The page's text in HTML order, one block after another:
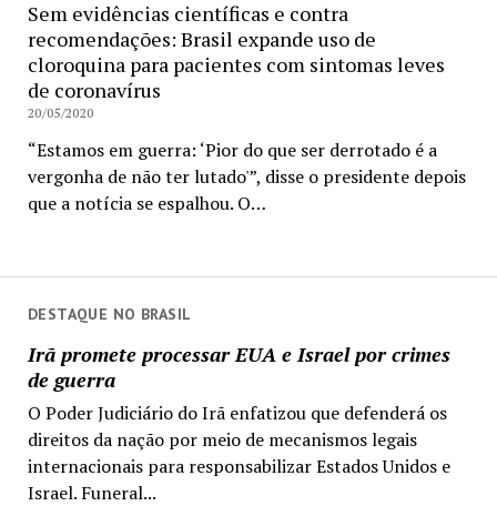
DESTAQUE NO BRASIL
Irã promete processar EUA e Israel por crimes
de guerra
O Poder Judiciário do Irã enfatizou que defenderá os
direitos da nação por meio de mecanismos legais
internacionais para responsabilizar Estados Unidos e
Israel. Funeral...
Sem evidências científicas e contra
recomendações: Brasil expande uso de
cloroquina para pacientes com sintomas leves
de coronavírus
20/05/2020
“Estamos em guerra: ‘Pior do que ser derrotado é a
vergonha de não ter lutado'”, disse o presidente depois
que a notícia se espalhou. O…